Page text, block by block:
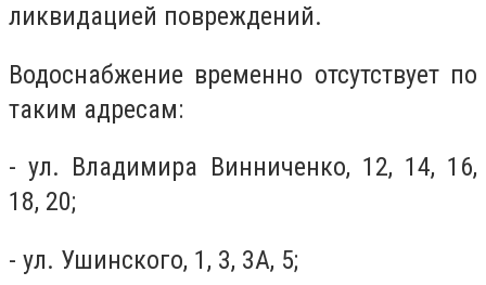
ликвидацией повреждений.
Водоснабжение временно отсутствует по
таким адресам:
- ул. Владимира Винниченко, 12, 14, 16,
18, 20;
- ул. Ушинского, 1, 3, 3А, 5;